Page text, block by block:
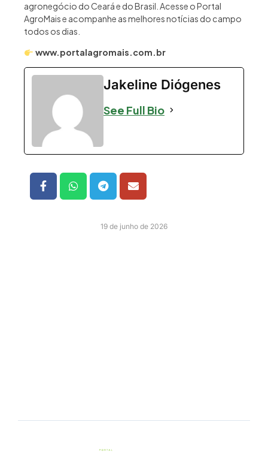
agronegócio do Ceará e do Brasil. Acesse o Portal
AgroMais e acompanhe as melhores notícias do campo
todos os dias.
www.portalagromais.com.br
Jakeline Diógenes
See Full Bio
19 de junho de 2026